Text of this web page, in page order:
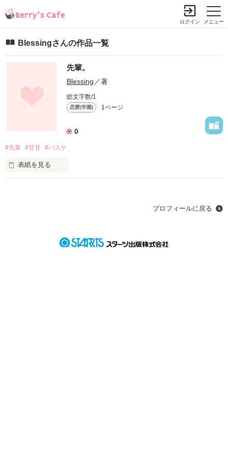
メニュー
ログイン
Blessingさんの作品一覧
先輩。
Blessing ／著
総文字数/1
恋愛(学園) 1ページ
0
#先輩 #甘甘 #バスケ
表紙を見る
岡田理子(おかだ  りこ)
プロフィールに戻る